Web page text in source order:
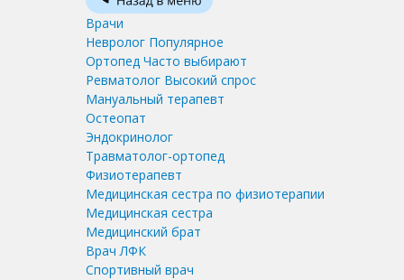
Врачи
Невролог Популярное
Ортопед Часто выбирают
Ревматолог Высокий спрос
Мануальный терапевт
Остеопат
Эндокринолог
Травматолог-ортопед
Физиотерапевт
Медицинская сестра по физиотерапии
Медицинская сестра
Медицинский брат
Врач ЛФК
Спортивный врач